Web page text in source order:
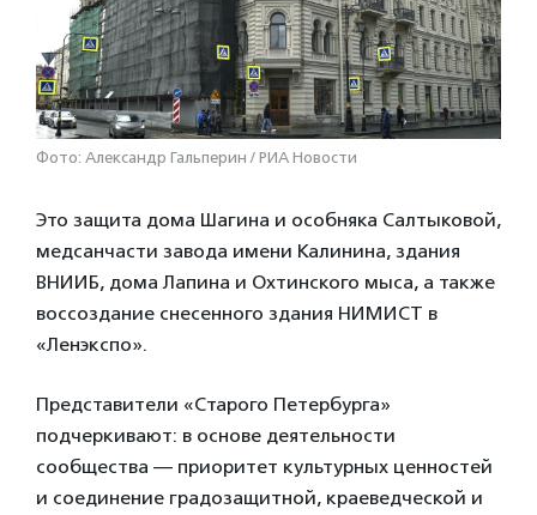
Фото: Александр Гальперин / РИА Новости
Это защита дома Шагина и особняка Салтыковой,
медсанчасти завода имени Калинина, здания
ВНИИБ, дома Лапина и Охтинского мыса, а также
воссоздание снесенного здания НИМИСТ в
«Ленэкспо».
Представители «Старого Петербурга»
подчеркивают: в основе деятельности
сообщества — приоритет культурных ценностей
и соединение градозащитной, краеведческой и